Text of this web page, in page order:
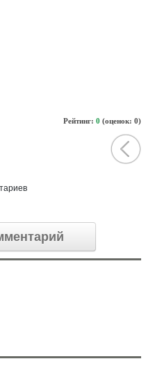
Рейтинг: 0 (оценок: 0)